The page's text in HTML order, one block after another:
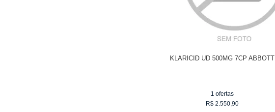
KLARICID UD 500MG 7CP ABBOTT
1 ofertas
R$ 2.550,90